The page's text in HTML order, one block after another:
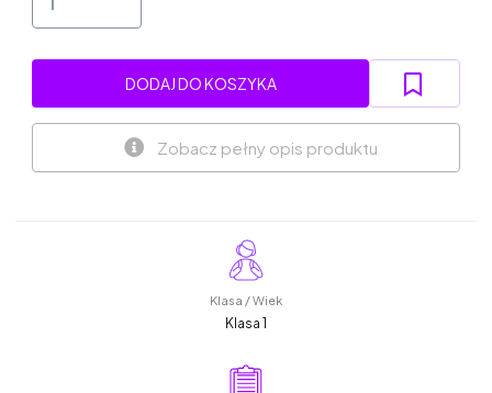
DODAJ DO KOSZYKA
Zobacz pełny opis produktu
Klasa / Wiek
Klasa 1